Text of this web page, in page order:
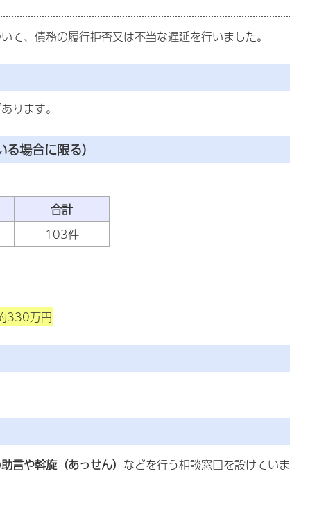
、債務の履行拒否又は不当な遅延を行いました。
ります。
場合に限る）
合計
103件
330万円
助言や斡旋（あっせん） などを行う相談窓口を設けていま